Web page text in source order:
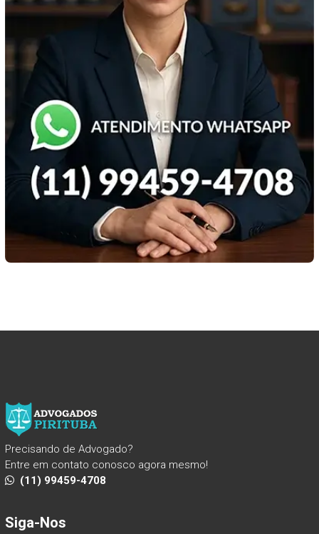
Precisando de Advogado?
Entre em contato conosco agora mesmo!
(11) 99459-4708
Siga-Nos